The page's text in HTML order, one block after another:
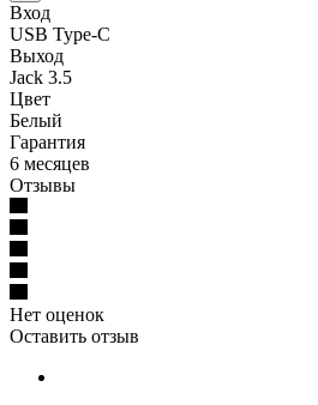
Вход
USB Type-C
Выход
Jack 3.5
Цвет
Белый
Гарантия
6 месяцев
Отзывы
Нет оценок
Оставить отзыв